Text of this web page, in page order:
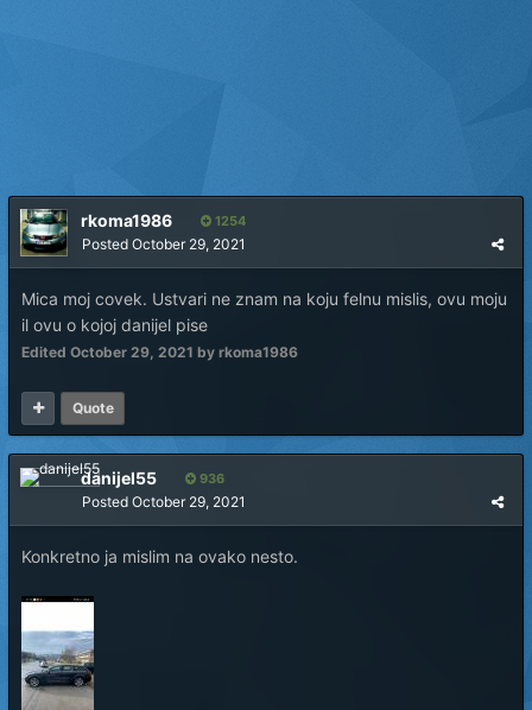
rkoma1986 1254
Posted October 29, 2021
Mica moj covek. Ustvari ne znam na koju felnu mislis, ovu moju
il ovu o kojoj danijel pise
Edited October 29, 2021 by rkoma1986
Quote
danijel55 936
Posted October 29, 2021
Konkretno ja mislim na ovako nesto.